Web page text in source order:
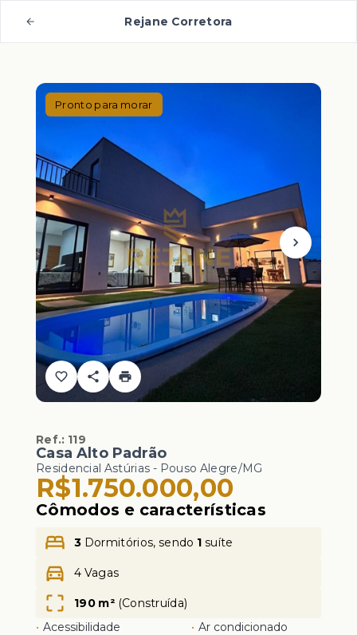
Rejane Corretora
Pronto para morar
Ref.: 119
Casa Alto Padrão
Residencial Astúrias - Pouso Alegre/MG
R$1.750.000,00
Cômodos e características
3 Dormitórios, sendo 1 suíte
4 Vagas
190 m² (Construída)
• Acessibilidade • Ar condicionado